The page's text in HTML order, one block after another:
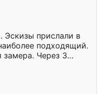
Эскизы прислали в
подходящий.
замера. Через 3
готова. Остались
Ренессанс
работу!